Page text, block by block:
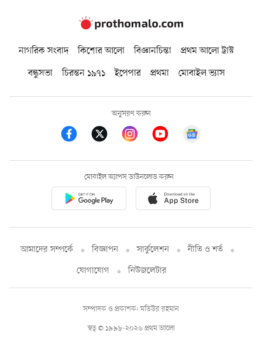
নাগরিক সংবাদ কিশোর আলো বিজ্ঞানচিন্তা
প্রথম আলো ট্রাস্ট
বন্ধুসভা
চিরন্তন ১৯৭১ ইপেপার প্রথমা মোবাইল ভ্যাস
অনুসরণ করুন
মোবাইল অ্যাপস ডাউনলোড করুন
আমাদের সম্পর্কে বিজ্ঞাপন সার্কুলেশন
নীতি ও শর্ত
যোগাযোগ
নিউজলেটার
স্বত্ব © ১৯৯৮-২০২৬ প্রথম আলো
সম্পাদক ও প্রকাশক: মতিউর রহমান